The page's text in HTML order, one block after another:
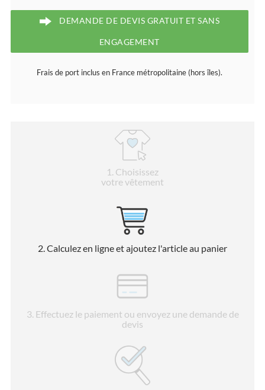
DEMANDE DE DEVIS GRATUIT ET SANS
ENGAGEMENT
Frais de port inclus en France métropolitaine (hors îles).
1 . Choisissez
votre vêtement
2 . Calculez en ligne et ajoutez l'article au panier
3. Effectuez le paiement ou envoyez une demande de
devis